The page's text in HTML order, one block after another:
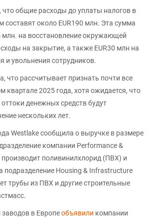
что общие расходы до уплаты налогов в
составят около EUR190 млн. Эта сумма
млн. на восстановление окружающей
на закрытие, а также EUR30 млн на
и увольнения сотрудников.
что рассчитывает признать почти все
квартале 2025 года, хотя ожидается, что
денежных средств будут
нескольких лет.
Westlake сообщила о выручке в размере
компании Performance &
производит поливинилхлорид (ПВХ) и
подразделение Housing & Infrastructure
трубы из ПВХ и другие строительные
в Европеобъявили компании